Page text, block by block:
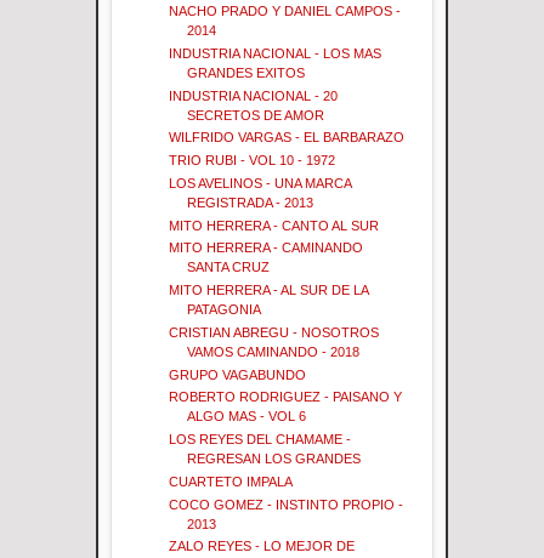
NACHO PRADO Y DANIEL CAMPOS -
2014
INDUSTRIA NACIONAL - LOS MAS
GRANDES EXITOS
INDUSTRIA NACIONAL - 20
SECRETOS DE AMOR
WILFRIDO VARGAS - EL BARBARAZO
TRIO RUBI - VOL 10 - 1972
LOS AVELINOS - UNA MARCA
REGISTRADA - 2013
MITO HERRERA - CANTO AL SUR
MITO HERRERA - CAMINANDO
SANTA CRUZ
MITO HERRERA - AL SUR DE LA
PATAGONIA
CRISTIAN ABREGU - NOSOTROS
VAMOS CAMINANDO - 2018
GRUPO VAGABUNDO
ROBERTO RODRIGUEZ - PAISANO Y
ALGO MAS - VOL 6
LOS REYES DEL CHAMAME -
REGRESAN LOS GRANDES
CUARTETO IMPALA
COCO GOMEZ - INSTINTO PROPIO -
2013
ZALO REYES - LO MEJOR DE